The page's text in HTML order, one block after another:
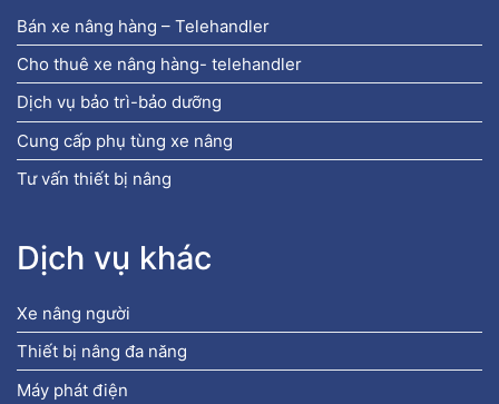
Bán xe nâng hàng – Telehandler
Cho thuê xe nâng hàng- telehandler
Dịch vụ bảo trì-bảo dưỡng
Cung cấp phụ tùng xe nâng
Tư vấn thiết bị nâng
Dịch vụ khác
Xe nâng người
Thiết bị nâng đa năng
Máy phát điện